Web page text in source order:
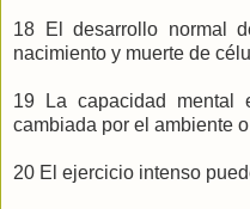
18 El desarrollo normal
nacimiento y muerte de
19 La capacidad mental
cambiada por el ambiente
20 El ejercicio intenso